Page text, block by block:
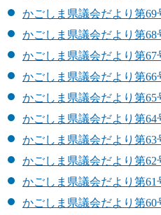
かごしま県議会だより第69
かごしま県議会だより第68
かごしま県議会だより第67
かごしま県議会だより第66
かごしま県議会だより第65
かごしま県議会だより第64
かごしま県議会だより第63
かごしま県議会だより第62
かごしま県議会だより第61
かごしま県議会だより第60